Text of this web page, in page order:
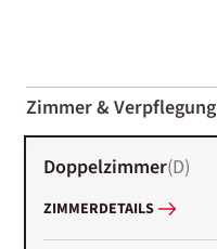
01-02
Zimmer & Verpflegung
Doppelzimmer(D)
ZIMMERDETAILS